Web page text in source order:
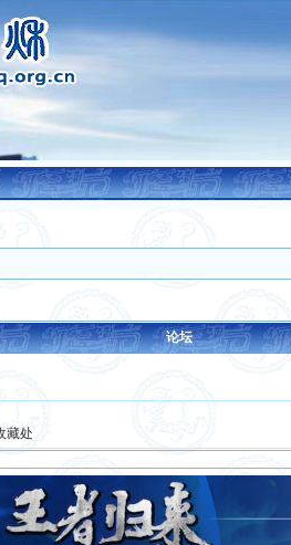
论坛
藏处